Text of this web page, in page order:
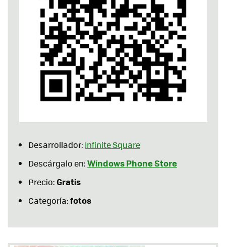
Desarrollador: Infinite Square
Descárgalo en:Windows Phone Store
Precio:Gratis
Categoría:fotos